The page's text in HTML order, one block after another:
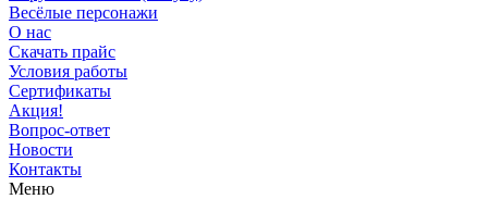
Весёлые персонажи
О нас
Скачать прайс
Условия работы
Сертификаты
Акция!
Вопрос-ответ
Новости
Контакты
Меню